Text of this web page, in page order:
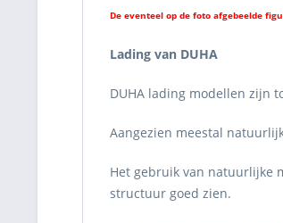
De eventeel op de foto afgebeelde
Lading van DUHA
DUHA lading modellen zijn
Aangezien meestal
Het gebruik van natuurlijke
structuur goed zien.